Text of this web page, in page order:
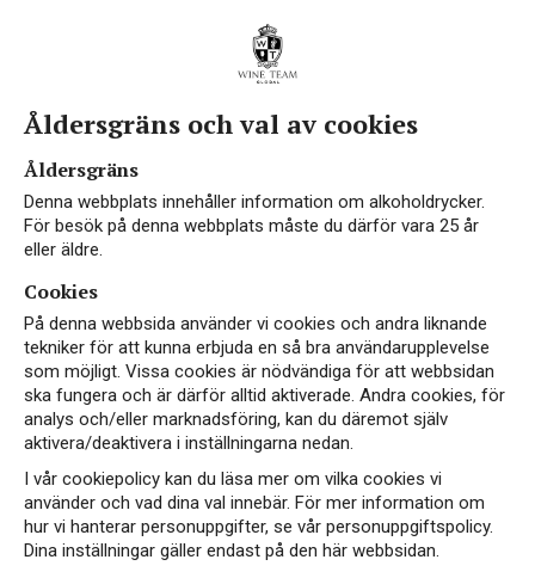
Åldersgräns och val av cookies
Åldersgräns
Denna webbplats innehåller information om alkoholdrycker.
För besök på denna webbplats måste du därför vara 25 år
eller äldre.
Cookies
På denna webbsida använder vi cookies och andra liknande
tekniker för att kunna erbjuda en så bra användarupplevelse
som möjligt. Vissa cookies är nödvändiga för att webbsidan
ska fungera och är därför alltid aktiverade. Andra cookies, för
analys och/eller marknadsföring, kan du däremot själv
aktivera/deaktivera i inställningarna nedan.
I vår cookiepolicy kan du läsa mer om vilka cookies vi
använder och vad dina val innebär. För mer information om
hur vi hanterar personuppgifter, se vår personuppgiftspolicy.
Dina inställningar gäller endast på den här webbsidan.